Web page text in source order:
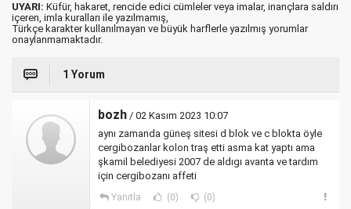
UYARI: Küfür, hakaret, rencide edici cümleler veya imalar, inançlara saldırı
içeren, imla kuralları ile yazılmamış,
Türkçe karakter kullanılmayan ve büyük harflerle yazılmış yorumlar
onaylanmamaktadır.
1 Yorum
bozh / 02 Kasım 2023 10:07
aynı zamanda güneş sitesi d blok ve c blokta öyle
cergibozanlar kolon traş etti asma kat yaptı ama
şkamil belediyesi 2007 de aldıgı avanta ve tardım
için cergibozanı affeti
Yanıtla (0) (0)